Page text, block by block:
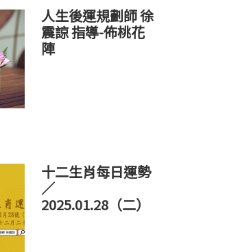
人生後運規劃師 徐
震諒 指導-佈桃花
陣
十二生肖每日運勢
／
2025.01.28（二）